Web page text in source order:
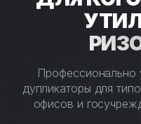
Профессионально
дупликаторы для
офисов и